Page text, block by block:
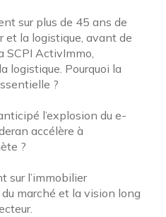
sur plus de 45 ans de
et la logistique, avant de
SCPI ActivImmo,
logistique. Pourquoi la
?
l’explosion du e-
accélère à
?
sur l’immobilier
marché et la vision long